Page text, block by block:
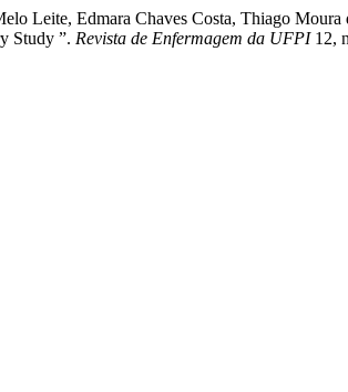
Leite, Edmara Chaves Costa, Thiago
Study ”. Revista de Enfermagem da UFPI12,